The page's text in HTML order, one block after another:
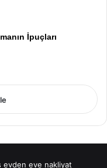
İpuçları
evden eve nakliyat